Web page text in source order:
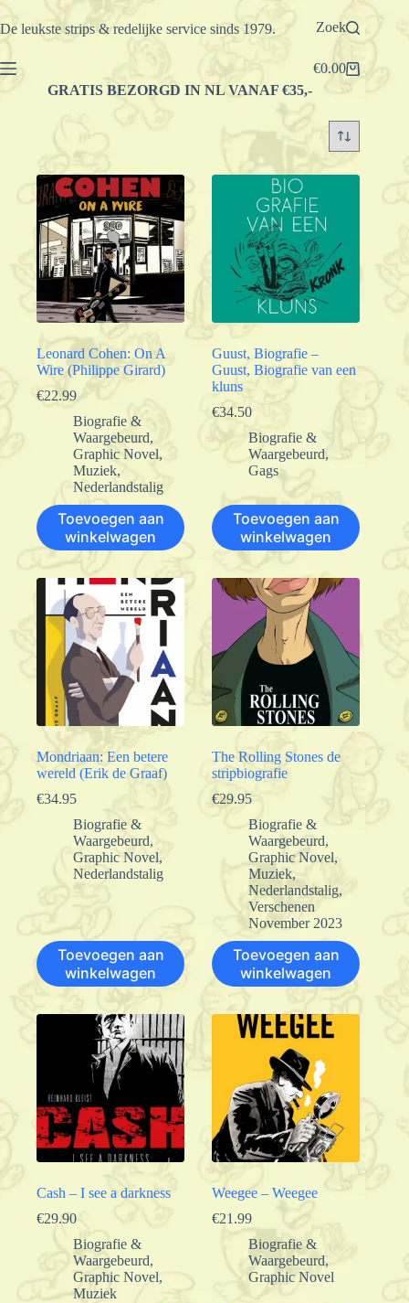
Ga
naar
De leukste strips & redelijke service sinds 1979. Zoek
Winkelwagen
€0.00
GRATIS BEZORGD IN NL VANAF €35,-
Leonard Cohen: On A
Wire (Philippe Girard)
€22.99
Biografie &
Waargebeurd,
Graphic Novel,
Muziek,
Nederlandstalig
Toevoegen aan
winkelwagen
Guust, Biografie –
Guust, Biografie van een
kluns
€34.50
Biografie &
Waargebeurd,
Gags
Toevoegen aan
winkelwagen
Mondriaan: Een betere
wereld (Erik de Graaf)
€34.95
Biografie &
Waargebeurd,
Graphic Novel,
Nederlandstalig
Toevoegen aan
winkelwagen
The Rolling Stones de
stripbiografie
€29.95
Biografie &
Waargebeurd,
Graphic Novel,
Muziek,
Nederlandstalig,
Verschenen
November 2023
Toevoegen aan
winkelwagen
Cash – I see a darkness
€29.90
Biografie &
Waargebeurd,
Graphic Novel,
Muziek
Weegee – Weegee
€21.99
Biografie &
Waargebeurd,
Graphic Novel